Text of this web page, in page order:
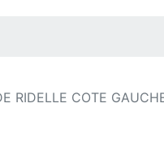
RIDELLE COTE